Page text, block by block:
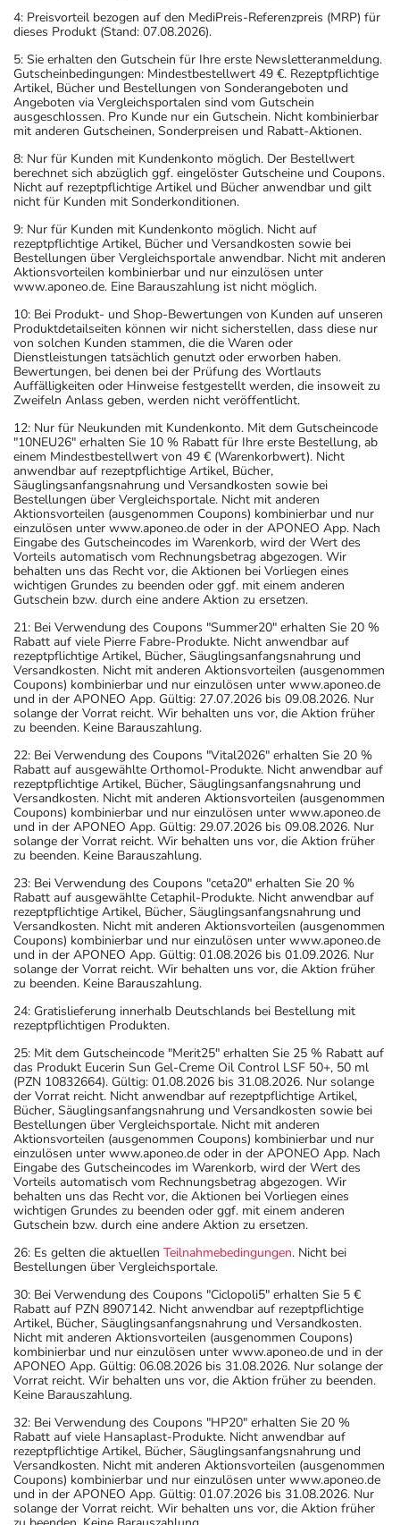
4: Preisvorteil bezogen auf den MediPreis-Referenzpreis (MRP) für
dieses Produkt (Stand: 07.08.2026).
5: Sie erhalten den Gutschein für Ihre erste Newsletteranmeldung.
Gutscheinbedingungen: Mindestbestellwert 49 €. Rezeptpflichtige
Artikel, Bücher und Bestellungen von Sonderangeboten und
Angeboten via Vergleichsportalen sind vom Gutschein
ausgeschlossen. Pro Kunde nur ein Gutschein. Nicht kombinierbar
mit anderen Gutscheinen, Sonderpreisen und Rabatt-Aktionen.
8: Nur für Kunden mit Kundenkonto möglich. Der Bestellwert
berechnet sich abzüglich ggf. eingelöster Gutscheine und Coupons.
Nicht auf rezeptpflichtige Artikel und Bücher anwendbar und gilt
nicht für Kunden mit Sonderkonditionen.
9: Nur für Kunden mit Kundenkonto möglich. Nicht auf
rezeptpflichtige Artikel, Bücher und Versandkosten sowie bei
Bestellungen über Vergleichsportale anwendbar. Nicht mit anderen
Aktionsvorteilen kombinierbar und nur einzulösen unter
www.aponeo.de. Eine Barauszahlung ist nicht möglich.
10: Bei Produkt- und Shop-Bewertungen von Kunden auf unseren
Produktdetailseiten können wir nicht sicherstellen, dass diese nur
von solchen Kunden stammen, die die Waren oder
Dienstleistungen tatsächlich genutzt oder erworben haben.
Bewertungen, bei denen bei der Prüfung des Wortlauts
Auffälligkeiten oder Hinweise festgestellt werden, die insoweit zu
Zweifeln Anlass geben, werden nicht veröffentlicht.
12: Nur für Neukunden mit Kundenkonto. Mit dem Gutscheincode
"10NEU26" erhalten Sie 10 % Rabatt für Ihre erste Bestellung, ab
einem Mindestbestellwert von 49 € (Warenkorbwert). Nicht
anwendbar auf rezeptpflichtige Artikel, Bücher,
Säuglingsanfangsnahrung und Versandkosten sowie bei
Bestellungen über Vergleichsportale. Nicht mit anderen
Aktionsvorteilen (ausgenommen Coupons) kombinierbar und nur
einzulösen unter www.aponeo.de oder in der APONEO App. Nach
Eingabe des Gutscheincodes im Warenkorb, wird der Wert des
Vorteils automatisch vom Rechnungsbetrag abgezogen. Wir
behalten uns das Recht vor, die Aktionen bei Vorliegen eines
wichtigen Grundes zu beenden oder ggf. mit einem anderen
Gutschein bzw. durch eine andere Aktion zu ersetzen.
21: Bei Verwendung des Coupons "Summer20" erhalten Sie 20 %
Rabatt auf viele Pierre Fabre-Produkte. Nicht anwendbar auf
rezeptpflichtige Artikel, Bücher, Säuglingsanfangsnahrung und
Versandkosten. Nicht mit anderen Aktionsvorteilen (ausgenommen
Coupons) kombinierbar und nur einzulösen unter www.aponeo.de
und in der APONEO App. Gültig: 27.07.2026 bis 09.08.2026. Nur
solange der Vorrat reicht. Wir behalten uns vor, die Aktion früher
zu beenden. Keine Barauszahlung.
22: Bei Verwendung des Coupons "Vital2026" erhalten Sie 20 %
Rabatt auf ausgewählte Orthomol-Produkte. Nicht anwendbar auf
rezeptpflichtige Artikel, Bücher, Säuglingsanfangsnahrung und
Versandkosten. Nicht mit anderen Aktionsvorteilen (ausgenommen
Coupons) kombinierbar und nur einzulösen unter www.aponeo.de
und in der APONEO App. Gültig: 29.07.2026 bis 09.08.2026. Nur
solange der Vorrat reicht. Wir behalten uns vor, die Aktion früher
zu beenden. Keine Barauszahlung.
23: Bei Verwendung des Coupons "ceta20" erhalten Sie 20 %
Rabatt auf ausgewählte Cetaphil-Produkte. Nicht anwendbar auf
rezeptpflichtige Artikel, Bücher, Säuglingsanfangsnahrung und
Versandkosten. Nicht mit anderen Aktionsvorteilen (ausgenommen
Coupons) kombinierbar und nur einzulösen unter www.aponeo.de
und in der APONEO App. Gültig: 01.08.2026 bis 01.09.2026. Nur
solange der Vorrat reicht. Wir behalten uns vor, die Aktion früher
zu beenden. Keine Barauszahlung.
24: Gratislieferung innerhalb Deutschlands bei Bestellung mit
rezeptpflichtigen Produkten.
25: Mit dem Gutscheincode "Merit25" erhalten Sie 25 % Rabatt auf
das Produkt Eucerin Sun Gel-Creme Oil Control LSF 50+, 50 ml
(PZN 10832664). Gültig: 01.08.2026 bis 31.08.2026. Nur solange
der Vorrat reicht. Nicht anwendbar auf rezeptpflichtige Artikel,
Bücher, Säuglingsanfangsnahrung und Versandkosten sowie bei
Bestellungen über Vergleichsportale. Nicht mit anderen
Aktionsvorteilen (ausgenommen Coupons) kombinierbar und nur
einzulösen unter www.aponeo.de oder in der APONEO App. Nach
Eingabe des Gutscheincodes im Warenkorb, wird der Wert des
Vorteils automatisch vom Rechnungsbetrag abgezogen. Wir
behalten uns das Recht vor, die Aktionen bei Vorliegen eines
wichtigen Grundes zu beenden oder ggf. mit einem anderen
Gutschein bzw. durch eine andere Aktion zu ersetzen.
26: Es gelten die aktuellen Teilnahmebedingungen. Nicht bei
Bestellungen über Vergleichsportale.
30: Bei Verwendung des Coupons "Ciclopoli5" erhalten Sie 5 €
Rabatt auf PZN 8907142. Nicht anwendbar auf rezeptpflichtige
Artikel, Bücher, Säuglingsanfangsnahrung und Versandkosten.
Nicht mit anderen Aktionsvorteilen (ausgenommen Coupons)
kombinierbar und nur einzulösen unter www.aponeo.de und in der
APONEO App. Gültig: 06.08.2026 bis 31.08.2026. Nur solange der
Vorrat reicht. Wir behalten uns vor, die Aktion früher zu beenden.
Keine Barauszahlung.
32: Bei Verwendung des Coupons "HP20" erhalten Sie 20 %
Rabatt auf viele Hansaplast-Produkte. Nicht anwendbar auf
rezeptpflichtige Artikel, Bücher, Säuglingsanfangsnahrung und
Versandkosten. Nicht mit anderen Aktionsvorteilen (ausgenommen
Coupons) kombinierbar und nur einzulösen unter www.aponeo.de
und in der APONEO App. Gültig: 01.07.2026 bis 31.08.2026. Nur
solange der Vorrat reicht. Wir behalten uns vor, die Aktion früher